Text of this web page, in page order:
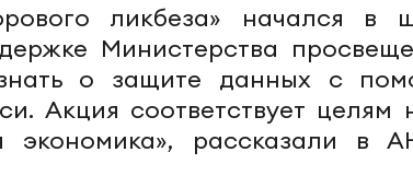
ликбеза» начался в
Министерства
о защите данных с
Акция соответствует целям
экономика», рассказали в